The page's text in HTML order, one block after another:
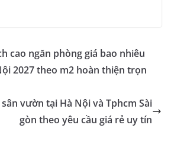
cao ngăn phòng giá bao nhiêu
2027 theo m2 hoàn thiện trọn
vườn tại Hà Nội và Tphcm Sài
gòn theo yêu cầu giá rẻ uy tín